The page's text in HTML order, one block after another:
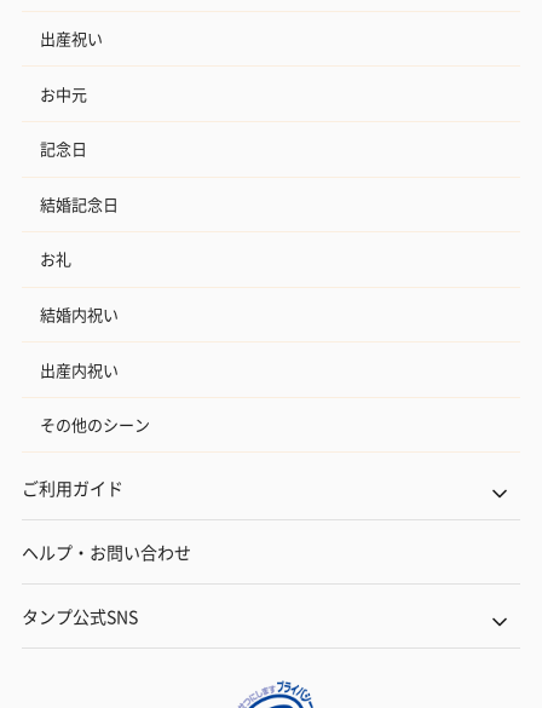
出産祝い
お中元
記念日
結婚記念日
お礼
結婚内祝い
出産内祝い
その他のシーン
ご利用ガイド
ヘルプ・お問い合わせ
タンプ公式SNS